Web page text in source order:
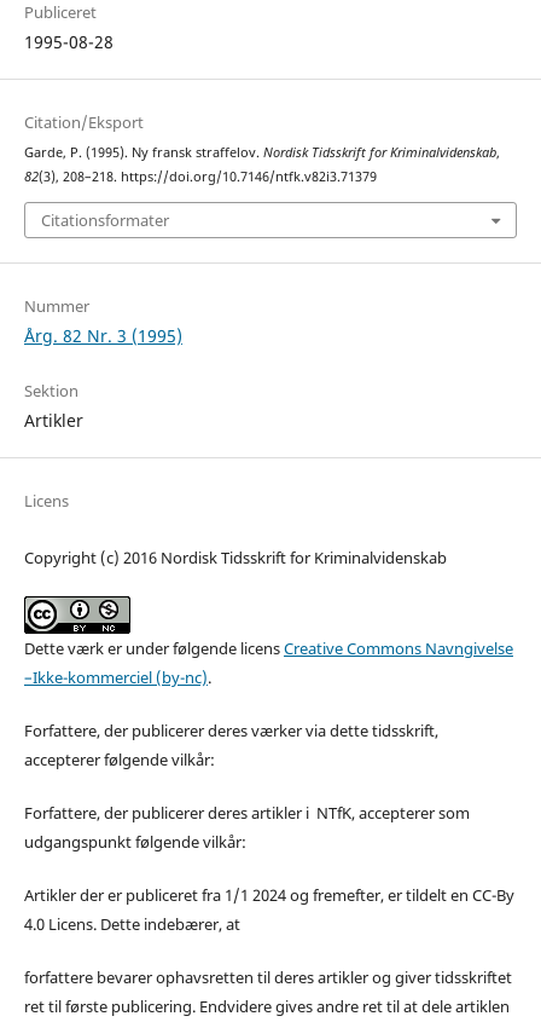
Publiceret
1995-08-28
Citation/Eksport
Garde, P. (1995). Ny fransk straffelov. Nordisk Tidsskrift for Kriminalvidenskab,
82(3), 208–218. https://doi.org/10.7146/ntfk.v82i3.71379
Citationsformater
Nummer
Årg. 82 Nr. 3 (1995)
Sektion
Artikler
Licens
Copyright (c) 2016 Nordisk Tidsskrift for Kriminalvidenskab
Dette værk er under følgende licensCreative Commons Navngivelse
–Ikke-kommerciel (by-nc).
Forfattere, der publicerer deres værker via dette tidsskrift,
accepterer følgende vilkår:
Forfattere, der publicerer deres artikler i NTfK, accepterer som
udgangspunkt følgende vilkår:
Artikler der er publiceret fra 1/1 2024 og fremefter, er tildelt en CC-By
4.0 Licens. Dette indebærer, at
forfattere bevarer ophavsretten til deres artikler og giver tidsskriftet
ret til første publicering. Endvidere gives andre ret til at dele artiklen